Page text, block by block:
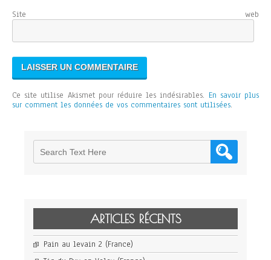
Site web
Ce site utilise Akismet pour réduire les indésirables. En savoir plus
sur comment les données de vos commentaires sont utilisées.
ARTICLES RÉCENTS
Pain au levain 2 (France)